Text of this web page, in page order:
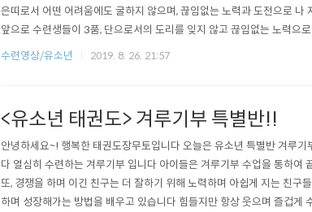
은띠로서 어떤 어려움에도 굴하지 않으며, 끊임없는 노력과 도전으로 나
앞으로 수련생들이 3품, 단으로서의 도리를 잊지 않고 끊임없는 노력으
원하겠습니다~!
수련영상/유소년 2019. 8. 26. 21:57
<유소년 태권도> 겨루기부 특별반!!
안녕하세요~! 행복한 태권도장무토입니다 오늘은 유소년 특별반 겨루
다 열심히 수련하는 겨루기부 입니다 아이들은 겨루기부 수업을 통하여
또, 경쟁을 하며 이긴 친구는 더 잘하기 위해 노력하며 아쉽게 지는 친구
하며 성장해가는 방법을 배우고 있습니다 힘들지만 항상 웃으며 즐겁게